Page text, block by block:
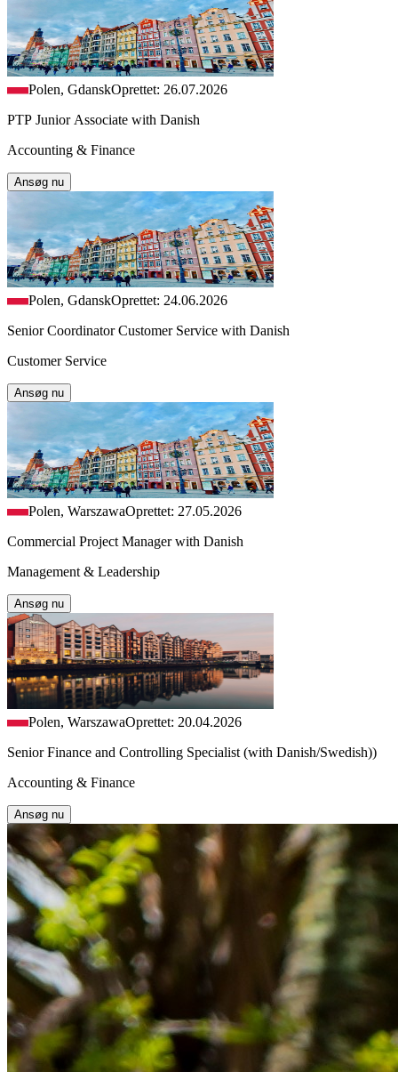
Polen, GdanskOprettet: 26.07.2026
PTP Junior Associate with Danish
Accounting & Finance
Ansøg nu
Polen, GdanskOprettet: 24.06.2026
Senior Coordinator Customer Service with Danish
Customer Service
Ansøg nu
Polen, WarszawaOprettet: 27.05.2026
Commercial Project Manager with Danish
Management & Leadership
Ansøg nu
Polen, WarszawaOprettet: 20.04.2026
Senior Finance and Controlling Specialist (with Danish/Swedish))
Accounting & Finance
Ansøg nu